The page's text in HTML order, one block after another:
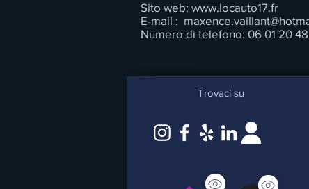
Sito web: www.locauto17.fr
E-mail :
Numero di telefono: 06 01 20 48
Trovaci su